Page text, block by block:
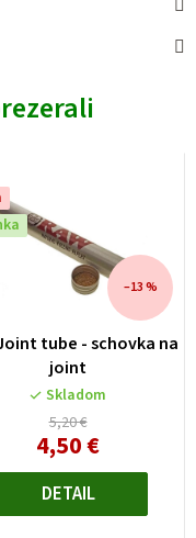
tube - schovka na
joint
Skladom
5,20 €
–13 %
4,50 €
DETAIL